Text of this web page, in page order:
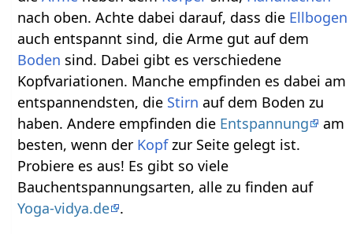
nach oben. Achte dabei darauf, dass die Ellbogen
auch entspannt sind, die Arme gut auf dem
Boden sind. Dabei gibt es verschiedene
Kopfvariationen. Manche empfinden es dabei am
entspannendsten, die Stirn auf dem Boden zu
haben. Andere empfinden die Entspannung
am
besten, wenn der Kopfzur Seite gelegt ist.
Probiere es aus! Es gibt so viele
Bauchentspannungsarten, alle zu finden auf
Yoga-vidya.de .